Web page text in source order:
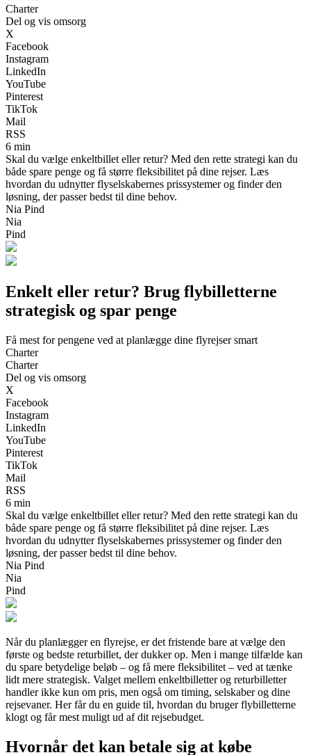
Charter
Del og vis omsorg
X
Facebook
Instagram
LinkedIn
YouTube
Pinterest
TikTok
Mail
RSS
6 min
Skal du vælge enkeltbillet eller retur? Med den rette strategi kan du
både spare penge og få større fleksibilitet på dine rejser. Læs
hvordan du udnytter flyselskabernes prissystemer og finder den
løsning, der passer bedst til dine behov.
Nia Pind
Nia
Pind
Enkelt eller retur? Brug flybilletterne
strategisk og spar penge
Få mest for pengene ved at planlægge dine flyrejser smart
Charter
Charter
Del og vis omsorg
X
Facebook
Instagram
LinkedIn
YouTube
Pinterest
TikTok
Mail
RSS
6 min
Skal du vælge enkeltbillet eller retur? Med den rette strategi kan du
både spare penge og få større fleksibilitet på dine rejser. Læs
hvordan du udnytter flyselskabernes prissystemer og finder den
løsning, der passer bedst til dine behov.
Nia Pind
Nia
Pind
Når du planlægger en flyrejse, er det fristende bare at vælge den
første og bedste returbillet, der dukker op. Men i mange tilfælde kan
du spare betydelige beløb – og få mere fleksibilitet – ved at tænke
lidt mere strategisk. Valget mellem enkeltbilletter og returbilletter
handler ikke kun om pris, men også om timing, selskaber og dine
rejsevaner. Her får du en guide til, hvordan du bruger flybilletterne
klogt og får mest muligt ud af dit rejsebudget.
Hvornår det kan betale sig at købe